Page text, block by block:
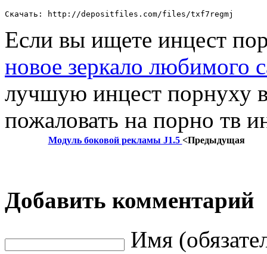
Скачать: http://depositfiles.com/files/txf7regmj
Если вы ищете инцест
новое зеркало любимого
лучшую инцест порнуху
пожаловать на порно тв
Модуль боковой рекламы J1.5 <Предыдущая
Добавить комментарий
Имя